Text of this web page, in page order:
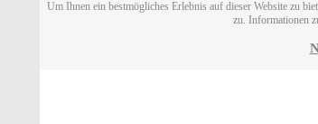
Um Ihnen ein bestmögliches Erlebnis auf dieser Website zu
zu. Informationen